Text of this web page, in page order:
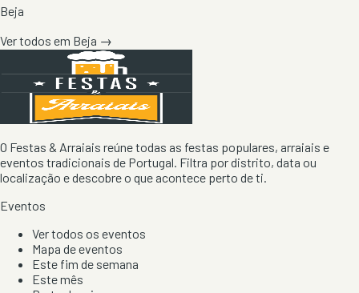
Beja
Ver todos em Beja →
O Festas & Arraiais reúne todas as festas populares, arraiais e
eventos tradicionais de Portugal. Filtra por distrito, data ou
localização e descobre o que acontece perto de ti.
Eventos
Ver todos os eventos
Mapa de eventos
Este fim de semana
Este mês